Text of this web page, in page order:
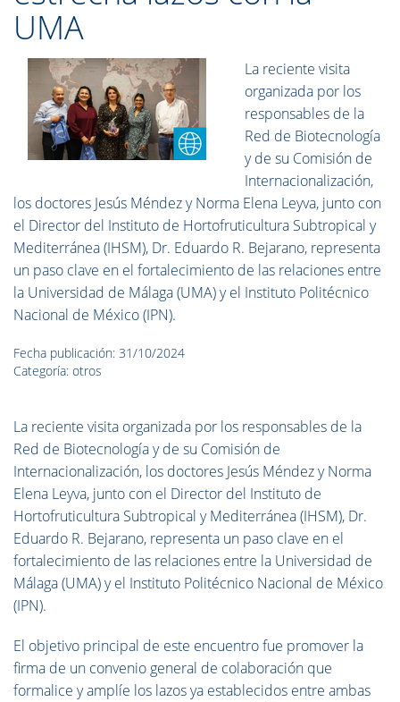
UMA
La reciente visita
organizada por los
responsables de la
Red de Biotecnología
y de su Comisión de
Internacionalización,
los doctores Jesús Méndez y Norma Elena Leyva, junto con
el Director del Instituto de Hortofruticultura Subtropical y
Mediterránea (IHSM), Dr. Eduardo R. Bejarano, representa
un paso clave en el fortalecimiento de las relaciones entre
la Universidad de Málaga (UMA) y el Instituto Politécnico
Nacional de México (IPN).
Fecha publicación: 31/10/2024
Categoría: otros
La reciente visita organizada por los responsables de la
Red de Biotecnología y de su Comisión de
Internacionalización, los doctores Jesús Méndez y Norma
Elena Leyva, junto con el Director del Instituto de
Hortofruticultura Subtropical y Mediterránea (IHSM), Dr.
Eduardo R. Bejarano, representa un paso clave en el
fortalecimiento de las relaciones entre la Universidad de
Málaga (UMA) y el Instituto Politécnico Nacional de México
(IPN).
El objetivo principal de este encuentro fue promover la
firma de un convenio general de colaboración que
formalice y amplíe los lazos ya establecidos entre ambas